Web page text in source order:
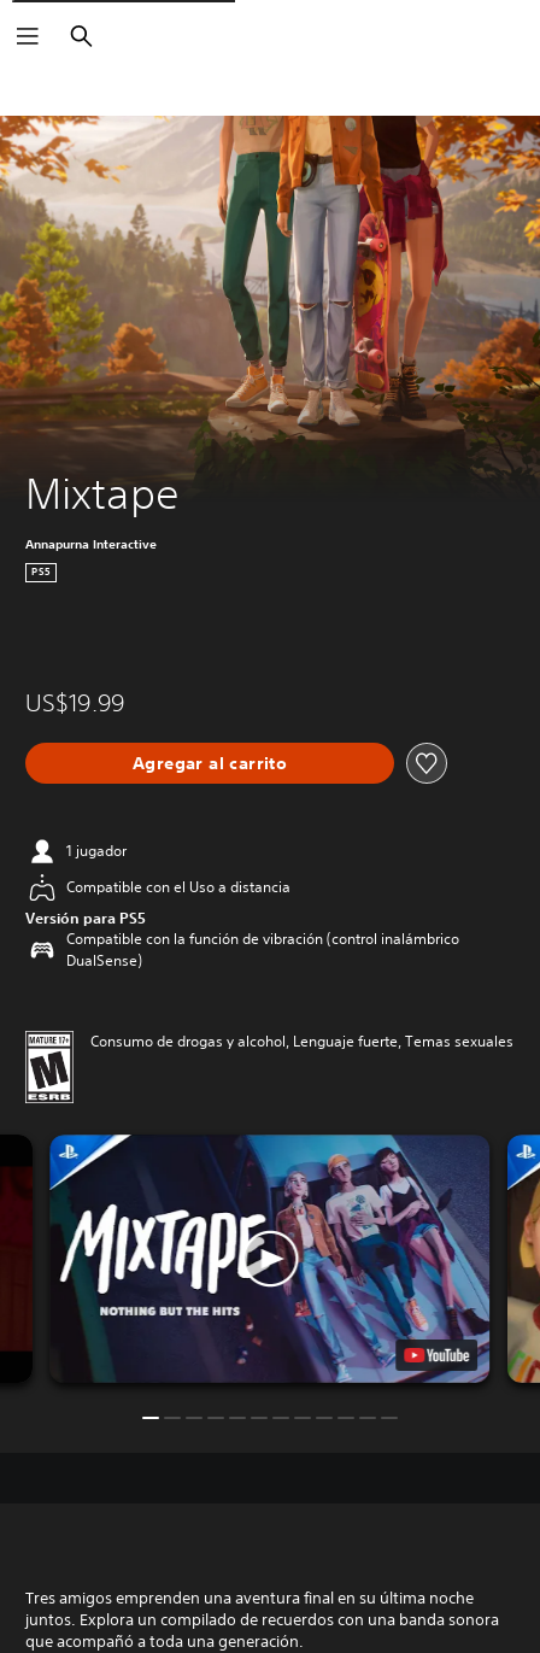
Buscar
Mixtape
Annapurna Interactive
PS5
US$19.99
Agregar al carrito
1 jugador
Compatible con el Uso a distancia
Versión para PS5
Compatible con la función de vibración (control inalámbrico
DualSense)
Consumo de drogas y alcohol, Lenguaje fuerte, Temas sexuales
Tres amigos emprenden una aventura final en su última noche
juntos. Explora un compilado de recuerdos con una banda sonora
que acompañó a toda una generación.